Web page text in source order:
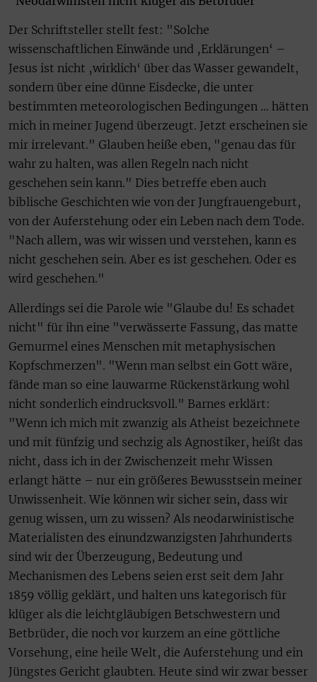
Der Schriftsteller stellt fest: "Solche
wissenschaftlichen Einwände und ‚Erklärungen‘ –
Jesus ist nicht ‚wirklich‘ über das Wasser gewandelt,
sondern über eine dünne Eisdecke, die unter
bestimmten meteorologischen Bedingungen … hätten
mich in meiner Jugend überzeugt. Jetzt erscheinen sie
mir irrelevant." Glauben heiße eben, "genau das für
wahr zu halten, was allen Regeln nach nicht
geschehen sein kann." Dies betreffe eben auch
biblische Geschichten wie von der Jungfrauengeburt,
von der Auferstehung oder ein Leben nach dem Tode.
"Nach allem, was wir wissen und verstehen, kann es
nicht geschehen sein. Aber es ist geschehen. Oder es
wird geschehen."
Allerdings sei die Parole wie "Glaube du! Es schadet
nicht" für ihn eine "verwässerte Fassung, das matte
Gemurmel eines Menschen mit metaphysischen
Kopfschmerzen". "Wenn man selbst ein Gott wäre,
fände man so eine lauwarme Rückenstärkung wohl
nicht sonderlich eindrucksvoll." Barnes erklärt:
"Wenn ich mich mit zwanzig als Atheist bezeichnete
und mit fünfzig und sechzig als Agnostiker, heißt das
nicht, dass ich in der Zwischenzeit mehr Wissen
erlangt hätte – nur ein größeres Bewusstsein meiner
Unwissenheit. Wie können wir sicher sein, dass wir
genug wissen, um zu wissen? Als neodarwinistische
Materialisten des einundzwanzigsten Jahrhunderts
sind wir der Überzeugung, Bedeutung und
Mechanismen des Lebens seien erst seit dem Jahr
1859 völlig geklärt, und halten uns kategorisch für
klüger als die leichtgläubigen Betschwestern und
Betbrüder, die noch vor kurzem an eine göttliche
Vorsehung, eine heile Welt, die Auferstehung und ein
Jüngstes Gericht glaubten. Heute sind wir zwar besser